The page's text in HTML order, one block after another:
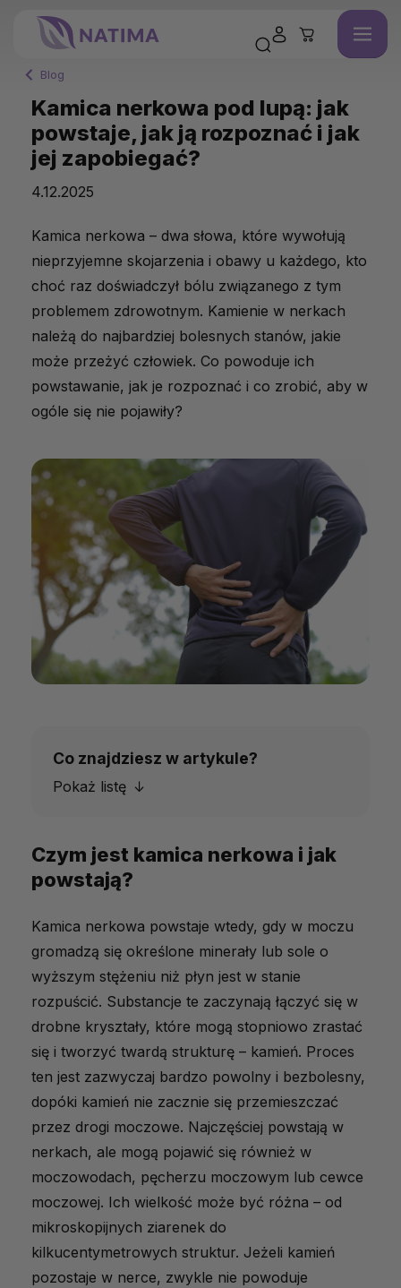
Blog
Kamica nerkowa pod lupą: jak
powstaje, jak ją rozpoznać i jak
jej zapobiegać?
4.12.2025
Kamica nerkowa – dwa słowa, które wywołują
nieprzyjemne skojarzenia i obawy u każdego, kto
choć raz doświadczył bólu związanego z tym
problemem zdrowotnym. Kamienie w nerkach
należą do najbardziej bolesnych stanów, jakie
może przeżyć człowiek. Co powoduje ich
powstawanie, jak je rozpoznać i co zrobić, aby w
ogóle się nie pojawiły?
Co znajdziesz w artykule?
Pokaż listę
Czym jest kamica nerkowa i jak
powstają?
Objawy kamicy nerkowej
Przyczyny i czynniki ryzyka
Możliwości leczenia
Możliwe powikłania kamicy nerkowej
Suplementy diety, które mogą pomóc
Zdrowe nerki zaczynają się od
świadomości
FAQ – kamica nerkowa
Czym jest kamica nerkowa i jak
powstają?
Kamica nerkowa powstaje wtedy, gdy w moczu
gromadzą się określone minerały lub sole o
wyższym stężeniu niż płyn jest w stanie
rozpuścić. Substancje te zaczynają łączyć się w
drobne kryształy, które mogą stopniowo zrastać
się i tworzyć twardą strukturę – kamień. Proces
ten jest zazwyczaj bardzo powolny i bezbolesny,
dopóki kamień nie zacznie się przemieszczać
przez drogi moczowe. Najczęściej powstają w
nerkach, ale mogą pojawić się również w
moczowodach, pęcherzu moczowym lub cewce
moczowej. Ich wielkość może być różna – od
mikroskopijnych ziarenek do
kilkucentymetrowych struktur. Jeżeli kamień
pozostaje w nerce, zwykle nie powoduje